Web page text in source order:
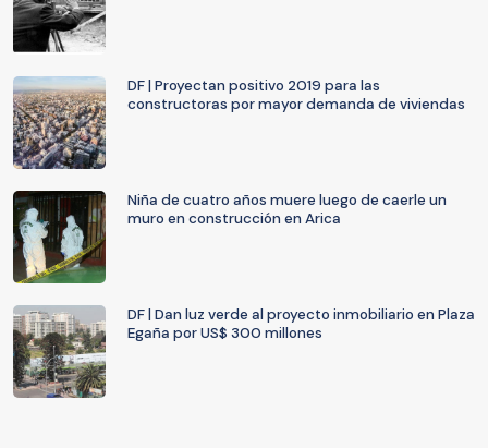
DF | Proyectan positivo 2019 para las
constructoras por mayor demanda de viviendas
Niña de cuatro años muere luego de caerle un
muro en construcción en Arica
DF | Dan luz verde al proyecto inmobiliario en Plaza
Egaña por US$ 300 millones